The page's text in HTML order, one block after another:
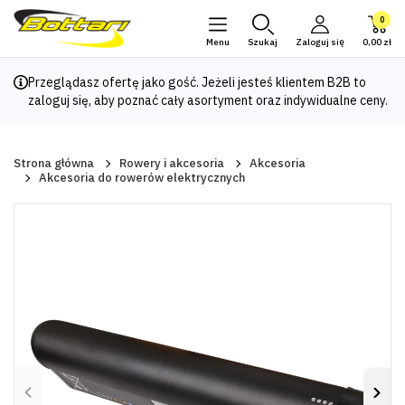
Menu Szukaj Zaloguj się
0
0,00 zł
Przeglądasz ofertę jako gość. Jeżeli jesteś klientem B2B to
zaloguj się, aby poznać cały asortyment oraz indywidualne ceny.
Strona główna Rowery i akcesoria
Akcesoria
Akcesoria do rowerów elektrycznych
Poprzedni